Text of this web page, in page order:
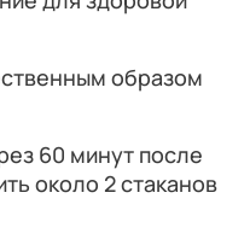
образом
60 минут после
около 2 стаканов